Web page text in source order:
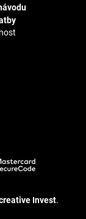
Invest.